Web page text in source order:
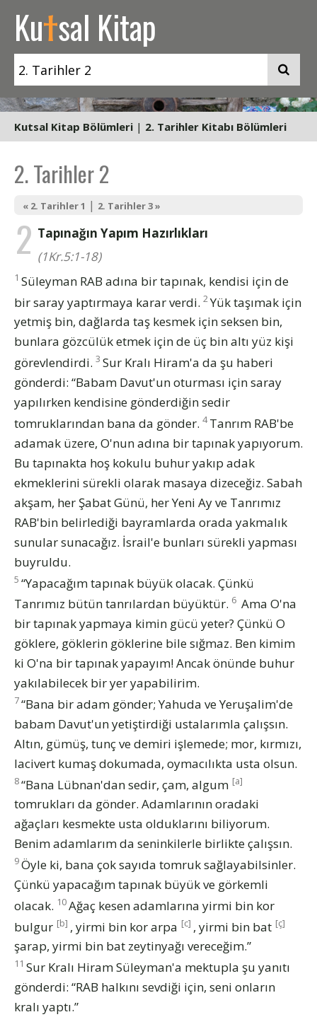
Kutsal Kitap
Kutsal Kitap Bölümleri | 2. Tarihler Kitabı Bölümleri
2. Tarihler 2
« 2. Tarihler 1 | 2. Tarihler 3 »
2 Tapınağın Yapım Hazırlıkları
(1Kr.5:1-18)
1 Süleyman RAB adına bir tapınak, kendisi için de
bir saray yaptırmaya karar verdi. 2Yük taşımak için
yetmiş bin, dağlarda taş kesmek için seksen bin,
bunlara gözcülük etmek için de üç bin altı yüz kişi
görevlendirdi. 3 Sur Kralı Hiram'a da şu haberi
gönderdi: “Babam Davut'un oturması için saray
yapılırken kendisine gönderdiğin sedir
tomruklarından bana da gönder. 4 Tanrım RAB'be
adamak üzere, O'nun adına bir tapınak yapıyorum.
Bu tapınakta hoş kokulu buhur yakıp adak
ekmeklerini sürekli olarak masaya dizeceğiz. Sabah
akşam, her Şabat Günü, her Yeni Ay ve Tanrımız
RAB'bin belirlediği bayramlarda orada yakmalık
sunular sunacağız. İsrail'e bunları sürekli yapması
buyruldu.
5 “Yapacağım tapınak büyük olacak. Çünkü
Tanrımız bütün tanrılardan büyüktür. 6 Ama O'na
bir tapınak yapmaya kimin gücü yeter? Çünkü O
göklere, göklerin göklerine bile sığmaz. Ben kimim
ki O'na bir tapınak yapayım! Ancak önünde buhur
yakılabilecek bir yer yapabilirim.
7“Bana bir adam gönder; Yahuda ve Yeruşalim'de
babam Davut'un yetiştirdiği ustalarımla çalışsın.
Altın, gümüş, tunç ve demiri işlemede; mor, kırmızı,
lacivert kumaş dokumada, oymacılıkta usta olsun.
8“Bana Lübnan'dan sedir, çam, algum [a]
tomrukları da gönder. Adamlarının oradaki
ağaçları kesmekte usta olduklarını biliyorum.
Benim adamlarım da seninkilerle birlikte çalışsın.
9Öyle ki, bana çok sayıda tomruk sağlayabilsinler.
Çünkü yapacağım tapınak büyük ve görkemli
olacak. 10Ağaç kesen adamlarına yirmi bin kor
bulgur [b] , yirmi bin kor arpa [c] , yirmi bin bat [ç]
şarap, yirmi bin bat zeytinyağı vereceğim.”
11 Sur Kralı Hiram Süleyman'a mektupla şu yanıtı
gönderdi: “RAB halkını sevdiği için, seni onların
kralı yaptı.”